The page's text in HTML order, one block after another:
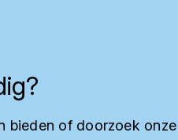
of doorzoek